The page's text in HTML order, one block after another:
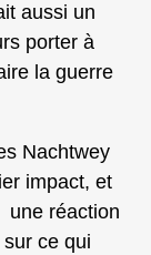
aussi un
porter à
la guerre
Nachtwey
impact, et
une réaction
ce qui